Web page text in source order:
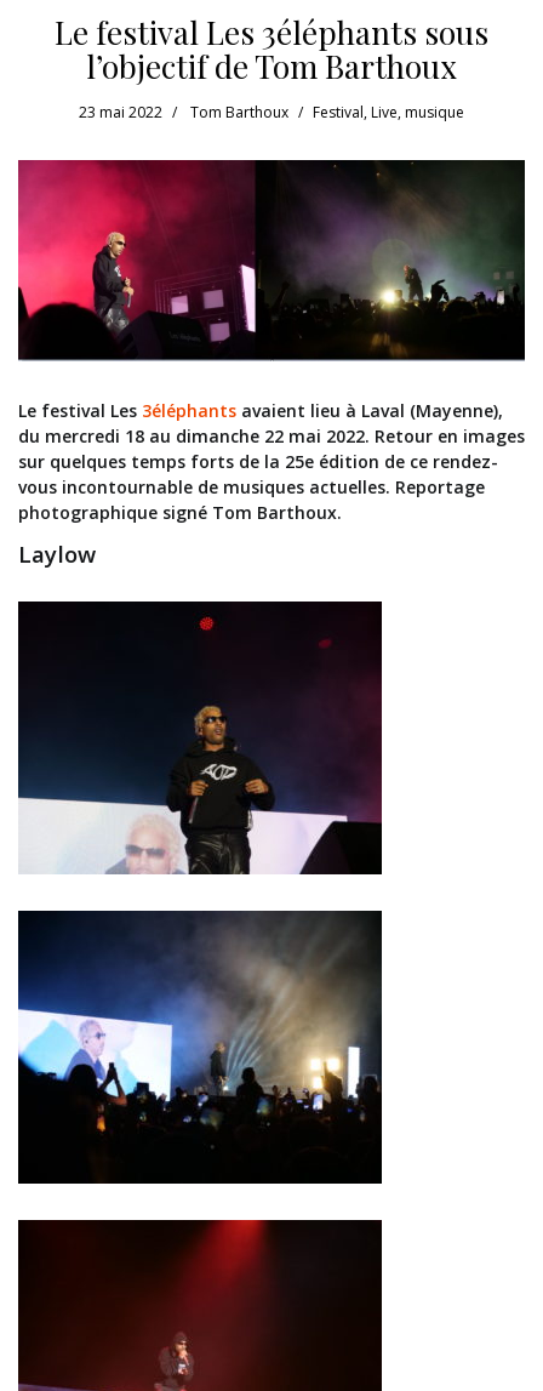
Le festival Les 3éléphants sous
l’objectif de Tom Barthoux
23 mai 2022 Tom Barthoux Festival,Live,musique
Le festival Les 3éléphants avaient lieu à Laval (Mayenne),
du mercredi 18 au dimanche 22 mai 2022. Retour en images
sur quelques temps forts de la 25e édition de ce rendez-
vous incontournable de musiques actuelles. Reportage
photographique signé Tom Barthoux.
Laylow